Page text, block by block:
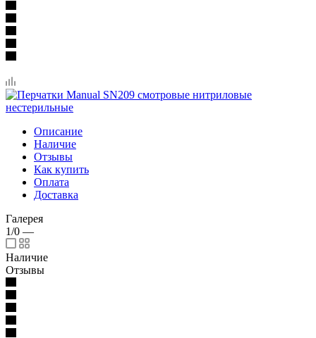
Описание
Наличие
Отзывы
Как купить
Оплата
Доставка
Галерея
1/0 —
Наличие
Отзывы